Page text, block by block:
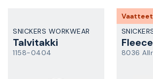
SNICKERS WORKWEAR
Talvitakki
1158-0404 8036